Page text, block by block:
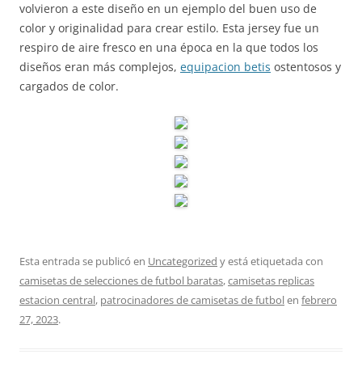
volvieron a este diseño en un ejemplo del buen uso de
color y originalidad para crear estilo. Esta jersey fue un
respiro de aire fresco en una época en la que todos los
diseños eran más complejos, equipacion betis ostentosos y
cargados de color.
Esta entrada se publicó en Uncategorized y está etiquetada con
camisetas de selecciones de futbol baratas,camisetas replicas
estacion central, patrocinadores de camisetas de futbolen febrero
27, 2023.